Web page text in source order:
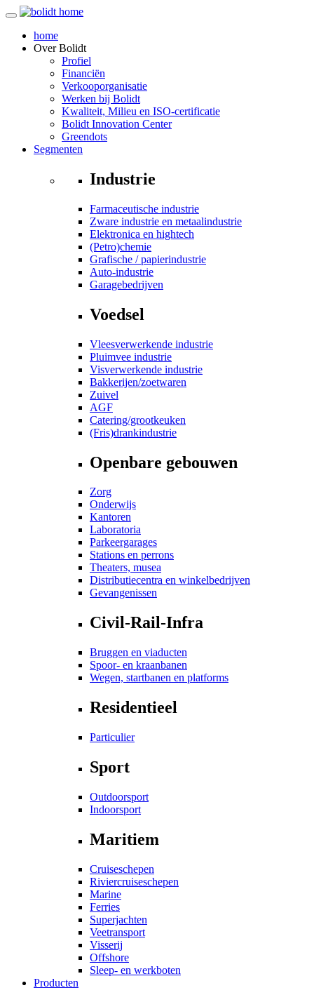
home
OverBolidt
Profiel
Financiën
Verkooporganisatie
Werken bij Bolidt
Kwaliteit, Milieu en ISO-certificatie
Bolidt Innovation Center
Greendots
Segmenten
Industrie
Farmaceutische industrie
Zware industrie en metaalindustrie
Elektronica en hightech
(Petro)chemie
Grafische / papierindustrie
Auto-industrie
Garagebedrijven
Voedsel
Vleesverwerkende industrie
Pluimvee industrie
Visverwerkende industrie
Bakkerijen/zoetwaren
Zuivel
AGF
Catering/grootkeuken
(Fris)drankindustrie
Openbare gebouwen
Zorg
Onderwijs
Kantoren
Laboratoria
Parkeergarages
Stations en perrons
Theaters, musea
Distributiecentra en winkelbedrijven
Gevangenissen
Civil-Rail-Infra
Bruggen en viaducten
Spoor- en kraanbanen
Wegen, startbanen en platforms
Residentieel
Particulier
Sport
Outdoorsport
Indoorsport
Maritiem
Cruiseschepen
Riviercruiseschepen
Marine
Ferries
Superjachten
Veetransport
Visserij
Offshore
Sleep- en werkboten
Producten